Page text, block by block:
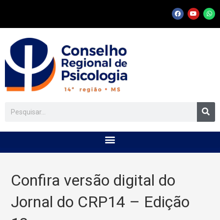
Confira versão digital do
Jornal do CRP14 – Edição